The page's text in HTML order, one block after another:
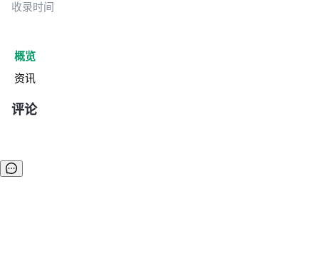
收录时间
概览
资讯
评论